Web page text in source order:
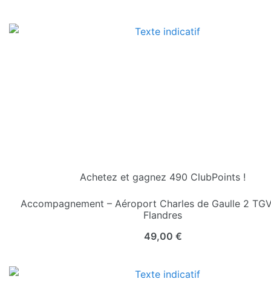
Achetez et gagnez 490 ClubPoints !
Accompagnement – Aéroport Charles de Gaulle 2
Flandres
49,00 €